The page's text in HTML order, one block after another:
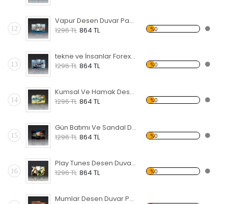
12
Vapur Desen Duvar Panosu
1296 TL 864 TL %0
13
tekne ve İnsanlar Forex Tablo
1296 TL 864 TL %0
14
Kumsal Ve Hamak Desen Duvar Panosu
1296 TL 864 TL %0
15
Gün Batımı Ve Sandal Desen Duvar Panosu
1296 TL 864 TL %0
16
Play Tunes Desen Duvar Panosu
1296 TL 864 TL %0
Mumlar Desen Duvar Panosu